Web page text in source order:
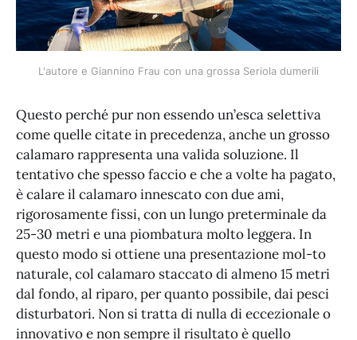
L'autore e Giannino Frau con una grossa Seriola dumerili
Questo perché pur non essendo un’esca selettiva
come quelle citate in precedenza, anche un grosso
calamaro rappresenta una valida soluzione. Il
tentativo che spesso faccio e che a volte ha pagato,
è calare il calamaro innescato con due ami,
rigorosamente fissi, con un lungo preterminale da
25-30 metri e una piombatura molto leggera. In
questo modo si ottiene una presentazione mol-to
naturale, col calamaro staccato di almeno 15 metri
dal fondo, al riparo, per quanto possibile, dai pesci
disturbatori. Non si tratta di nulla di eccezionale o
innovativo e non sempre il risultato è quello